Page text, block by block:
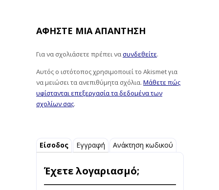
ΑΦΉΣΤΕ ΜΙΑ ΑΠΆΝΤΗΣΗ
Για να σχολιάσετε πρέπει νασυνδεθείτε.
Αυτός ο ιστότοπος χρησιμοποιεί το Akismet για
να μειώσει τα ανεπιθύμητα σχόλια. Μάθετε πώς
υφίστανται επεξεργασία τα δεδομένα των
σχολίων σας.
Είσοδος Εγγραφή Ανάκτηση κωδικού
Έχετε λογαριασμό;